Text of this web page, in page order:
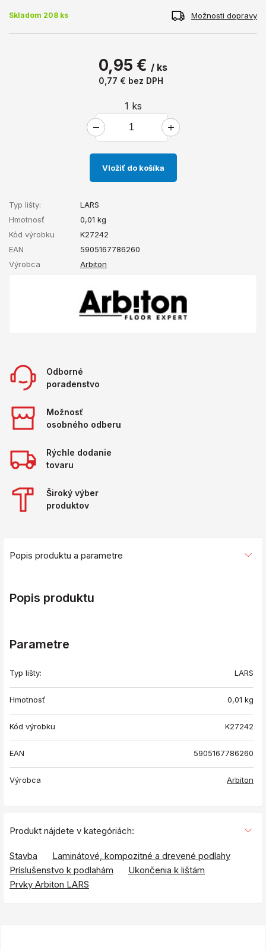
Skladom 208 ks Možnosti dopravy
0,95 € / ks
0,77 € bez DPH
1 ks
Vložiť do košíka
Typ lišty:
LARS
Hmotnosť
0,01 kg
Kód výrobku
K27242
EAN
5905167786260
Výrobca
Arbiton
Odborné
poradenstvo
Možnosť
osobného odberu
Rýchle dodanie
tovaru
Široký výber
produktov
Popis produktu a parametre
Popis produktu
Parametre
Typ lišty: LARS
Hmotnosť 0,01 kg
Kód výrobku K27242
EAN 5905167786260
Výrobca Arbiton
Produkt nájdete v kategóriách:
Stavba
Laminátové, kompozitné a drevené podlahy
Príslušenstvo k podlahám
Ukončenia k lištám
Prvky Arbiton LARS